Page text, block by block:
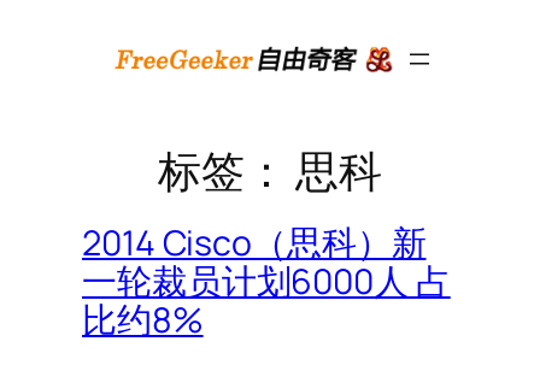
标签：思科
2014 Cisco（思科）新
一轮裁员计划6000人 占
比约8%